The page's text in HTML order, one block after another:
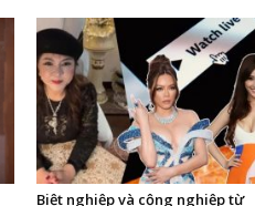
Biệt nghiệp và cộng nghiệp từ